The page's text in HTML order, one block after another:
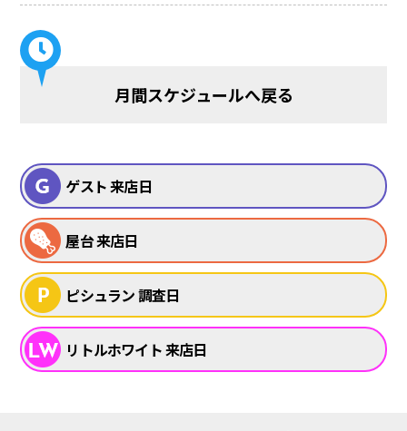
月間スケジュールへ戻る
ゲスト 来店日
屋台 来店日
ピシュラン 調査日
リトルホワイト 来店日